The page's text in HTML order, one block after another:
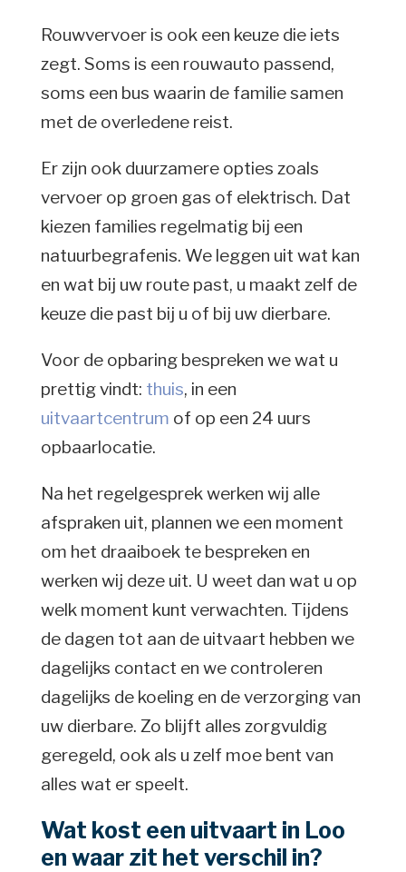
Rouwvervoer is ook een keuze die iets
zegt. Soms is een rouwauto passend,
soms een bus waarin de familie samen
met de overledene reist.
Er zijn ook duurzamere opties zoals
vervoer op groen gas of elektrisch. Dat
kiezen families regelmatig bij een
natuurbegrafenis. We leggen uit wat kan
en wat bij uw route past, u maakt zelf de
keuze die past bij u of bij uw dierbare.
Voor de opbaring bespreken we wat u
prettig vindt: thuis, in een
uitvaartcentrum of op een 24 uurs
opbaarlocatie.
Na het regelgesprek werken wij alle
afspraken uit, plannen we een moment
om het draaiboek te bespreken en
werken wij deze uit. U weet dan wat u op
welk moment kunt verwachten. Tijdens
de dagen tot aan de uitvaart hebben we
dagelijks contact en we controleren
dagelijks de koeling en de verzorging van
uw dierbare. Zo blijft alles zorgvuldig
geregeld, ook als u zelf moe bent van
alles wat er speelt.
Wat kost een uitvaart in Loo
en waar zit het verschil in?